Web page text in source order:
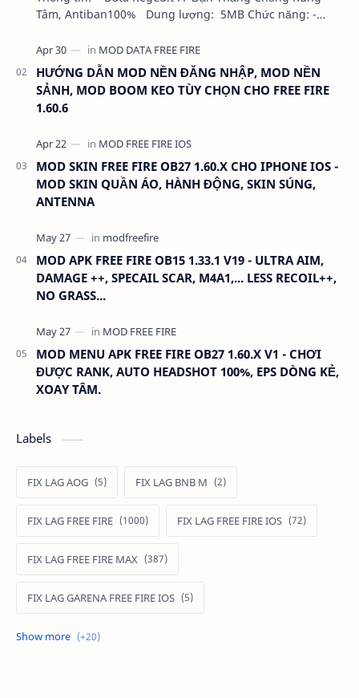
Tâm, Antiban100% Dung lượng: 5MB Chức năng: -
HƯỚNG DẪN MOD NỀN ĐĂNG NHẬP, MOD NỀN
SẢNH, MOD BOOM KEO TÙY CHỌN CHO FREE FIRE
1.60.6
MOD SKIN FREE FIRE OB27 1.60.X CHO IPHONE IOS -
MOD SKIN QUẦN ÁO, HÀNH ĐỘNG, SKIN SÚNG,
ANTENNA
MOD APK FREE FIRE OB15 1.33.1 V19 - ULTRA AIM,
DAMAGE ++, SPECAIL SCAR, M4A1,... LESS RECOIL++,
NO GRASS...
MOD MENU APK FREE FIRE OB27 1.60.X V1 - CHƠI
ĐƯỢC RANK, AUTO HEADSHOT 100%, EPS DÒNG KẺ,
XOAY TÂM.
Labels
FIX LAG AOG FIX LAG BNB M
FIX LAG FREE FIRE FIX LAG FREE FIRE IOS
FIX LAG FREE FIRE MAX
FIX LAG GARENA FREE FIRE IOS
FIX LAG LIÊN QUÂN MOBILE